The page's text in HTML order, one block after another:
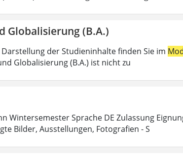
Globalisierung (B.A.)
der Studieninhalte finden Sie im
Globalisierung (B.A.) ist nicht zu
Wintersemester Sprache DE Zulassung
Bilder, Ausstellungen, Fotografien - S